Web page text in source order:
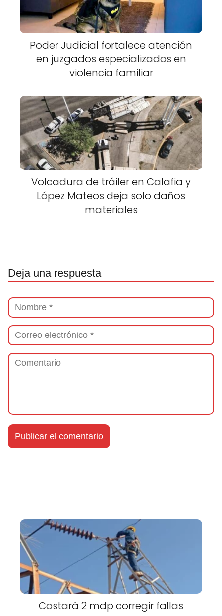
Poder Judicial fortalece atención
en juzgados especializados en
violencia familiar
Volcadura de tráiler en Calafia y
López Mateos deja solo daños
materiales
Deja una respuesta
Costará 2 mdp corregir fallas